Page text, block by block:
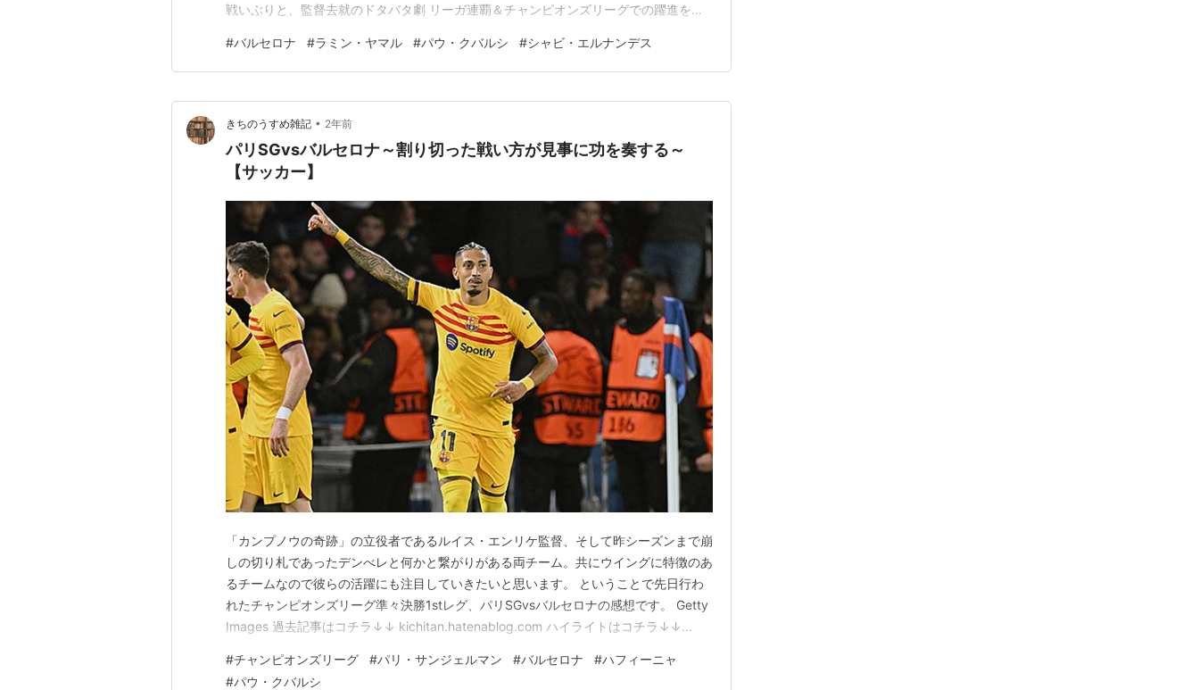
戦いぶりと、監督去就のドタバタ劇 リーガ連覇＆チャンピオンズリーグでの躍進を目
在は大きく、攻守共に個に依存しす…
#バルセロナ #ラミン・ヤマル #パウ・クバルシ #シャビ・エルナンデス
きちのうすめ雑記 • 2年前
パリSGvsバルセロナ～割り切った戦い方が見事に功を奏する～
【サッカー】
「カンプノウの奇跡」の立役者であるルイス・エンリケ監督、そして昨シーズンまで崩
しの切り札であったデンべレと何かと繋がりがある両チーム。共にウイングに特徴のあ
るチームなので彼らの活躍にも注目していきたいと思います。 ということで先日行わ
れたチャンピオンズリーグ準々決勝1stレグ、パリSGvsバルセロナの感想です。 Getty
Images 過去記事はコチラ↓↓ kichitan.hatenablog.com ハイライトはコチラ↓↓
し、デンべレ、エンバぺを前残しにした守備4-4-2の4-3-3を採用、対…
#チャンピオンズリーグ #パリ・サンジェルマン #バルセロナ #ハフィーニャ
#パウ・クバルシ